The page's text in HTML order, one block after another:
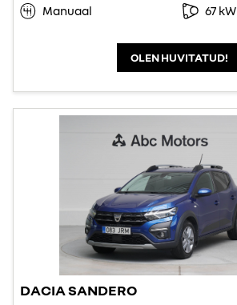
Manuaal
67 kW
OLEN HUVITATUD!
DACIA SANDERO